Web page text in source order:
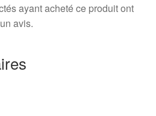
ayant acheté ce produit ont
avis.